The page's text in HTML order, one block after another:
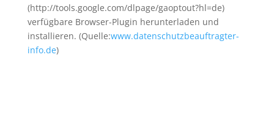
(http://tools.google.com/dlpage/gaoptout?hl=de)
verfügbare Browser-Plugin herunterladen und
installieren. (Quelle:www.datenschutzbeauftragter-
info.de)